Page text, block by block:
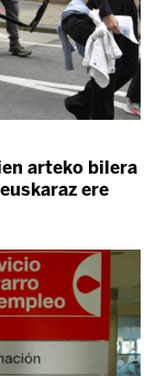
arteko bilera
ere